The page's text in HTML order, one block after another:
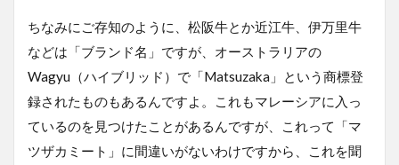
ちなみにご存知のように、松阪牛とか近江牛、伊万里牛
などは「ブランド名」ですが、オーストラリアの
Wagyu（ハイブリッド）で「Matsuzaka」という商標登
録されたものもあるんですよ。これもマレーシアに入っ
ているのを見つけたことがあるんですが、これって「マ
ツザカミート」に間違いがないわけですから、これを聞